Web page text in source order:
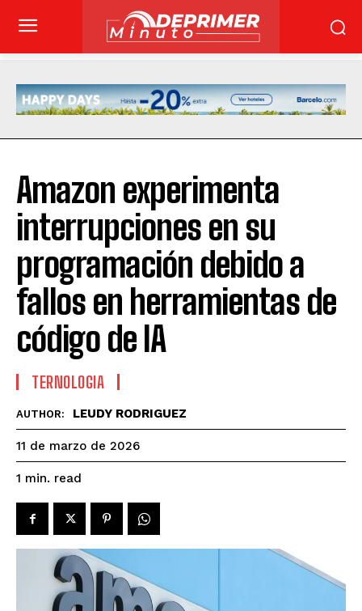
Amazon experimenta
interrupciones en su
programación debido a
fallos en herramientas de
código de IA
TERNOLOGIA
AUTHOR: LEUDY RODRIGUEZ
11 de marzo de 2026
1 min. read